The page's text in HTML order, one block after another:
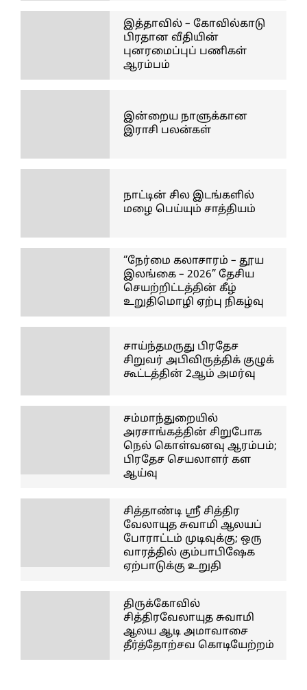
இத்தாவில் – கோவில்காடு
பிரதான வீதியின்
புனரமைப்புப் பணிகள்
ஆரம்பம்
இன்றைய நாளுக்கான
இராசி பலன்கள்
நாட்டின் சில இடங்களில்
மழை பெய்யும் சாத்தியம்
“நேர்மை கலாசாரம் – தூய
இலங்கை – 2026” தேசிய
செயற்றிட்டத்தின் கீழ்
உறுதிமொழி ஏற்பு நிகழ்வு
சாய்ந்தமருது பிரதேச
சிறுவர் அபிவிருத்திக் குழுக்
கூட்டத்தின் 2ஆம் அமர்வு
சம்மாந்துறையில்
அரசாங்கத்தின் சிறுபோக
நெல் கொள்வனவு ஆரம்பம்;
பிரதேச செயலாளர் கள
ஆய்வு
சித்தாண்டி ஸ்ரீ சித்திர
வேலாயுத சுவாமி ஆலயப்
போராட்டம் முடிவுக்கு; ஒரு
வாரத்தில் கும்பாபிஷேக
ஏற்பாடுக்கு உறுதி
திருக்கோவில்
சித்திரவேலாயுத சுவாமி
ஆலய ஆடி அமாவாசை
தீர்த்தோற்சவ கொடியேற்றம்